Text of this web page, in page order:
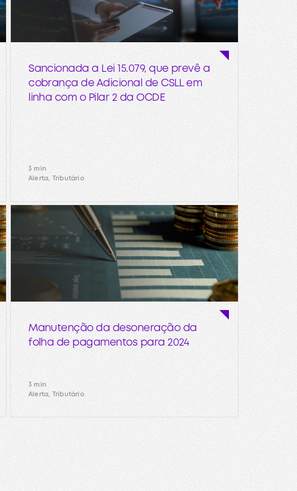
Sancionada a Lei 15.079, que prevê a
cobrança de Adicional de CSLL em
linha com o Pilar 2 da OCDE
3 min
Alerta, Tributário
Manutenção da desoneração da
folha de pagamentos para 2024
3 min
Alerta, Tributário